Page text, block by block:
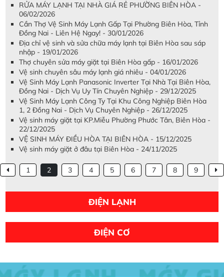
RỬA MÁY LẠNH TẠI NHÀ GIÁ RẺ PHƯỜNG BIÊN HÒA -
06/02/2026
Cần Thợ Vệ Sinh Máy Lạnh Gấp Tại Phường Biên Hòa, Tỉnh
Đồng Nai - Liên Hệ Ngay! - 30/01/2026
Địa chỉ vệ sinh và sửa chữa máy lạnh tại Biên Hòa sau sáp
nhập - 19/01/2026
Thợ chuyên sửa máy giặt tại Biên Hòa gấp - 16/01/2026
Vệ sinh chuyên sâu máy lạnh giá nhiêu - 04/01/2026
Vệ Sinh Máy Lạnh Panasonic Inverter Tại Nhà Tại Biên Hòa,
Đồng Nai - Dịch Vụ Uy Tín Chuyên Nghiệp - 29/12/2025
Vệ Sinh Máy Lạnh Công Ty Tại Khu Công Nghiệp Biên Hòa
1, 2 Đồng Nai - Dịch Vụ Chuyên Nghiệp - 26/12/2025
Vệ sinh máy giặt tại KP.Miễu Phường Phước Tân, Biên Hòa -
22/12/2025
VỆ SINH MÁY ĐIỀU HÒA TẠI BIÊN HÒA - 15/12/2025
Vệ sinh máy giặt ở đâu tại Biên Hòa - 24/11/2025
1 2 3 4 5 6 7 8 9
ĐIỆN LẠNH
ĐIỆN CƠ